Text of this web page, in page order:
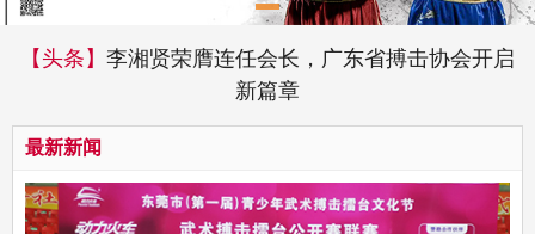
【头条】 李湘贤荣膺连任会长，广东省搏击协会开启
新篇章
最新新闻